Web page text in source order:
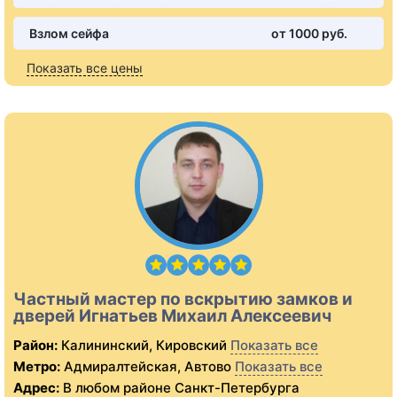
Взлом сейфа от 1000 pуб.
Показать все цены
Частный мастер по вскрытию замков и
дверей Игнатьев Михаил Алексеевич
Район: Калининский, Кировский Показать все
Метро: Адмиралтейская, Автово Показать все
Адрес: В любом районе Санкт-Петербурга